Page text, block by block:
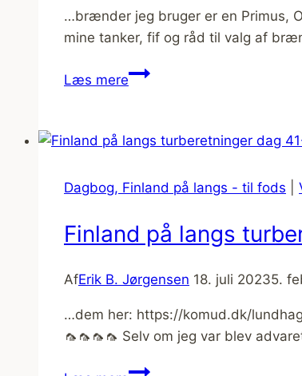
…brænder jeg bruger er en Primus,
mine tanker, fif og råd til valg af
Læs mereFinland
turberetninger
21-
Dagbog, Finland på langs - til fods
Finland på langs
AfErik B. Jørgensen 18. juli 20235.
…dem her: https://komud.dk/
🦟🦟🦟🦟 Selv om jeg var blev
Finland